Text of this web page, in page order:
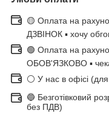
🟡 Оплата на
ДЗВІНОК ▪ хочу
🟢 Оплата на
ОБОВ'ЯЗКОВО ▪
⚪ У нас в офісі
🔵 Безготівковий
без ПДВ)